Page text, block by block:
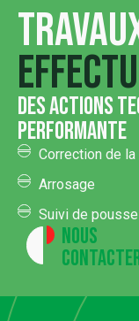
des actions
performante
Correction de
Arrosage
Suivi de
Nous